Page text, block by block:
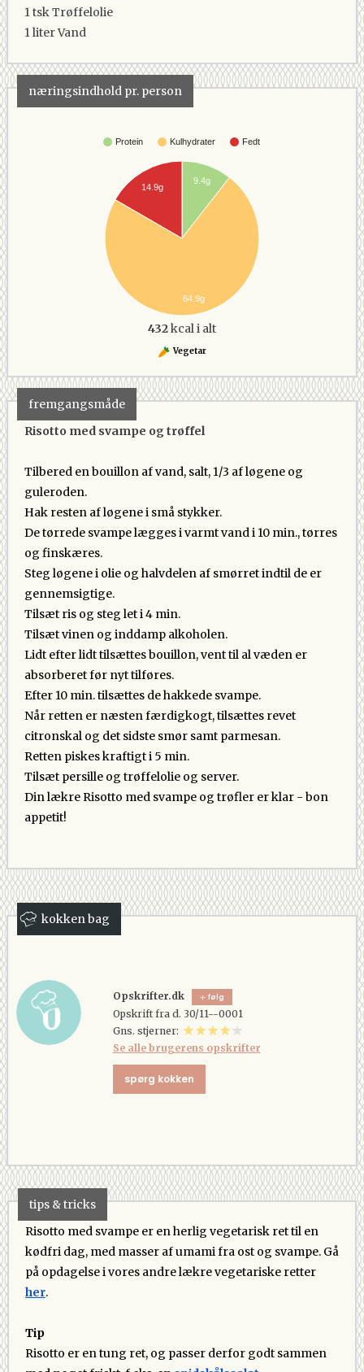
1 tskTrøffelolie
1 literVand
næringsindhold pr. person
Protein Kulhydrater Fedt
9.4g
14.9g
64.9g
432kcal i alt
Vegetar
fremgangsmåde
Risotto med svampe og trøffel
Tilbered en bouillon af vand, salt, 1/3 af løgene og
guleroden.
Hak resten af løgene i små stykker.
De tørrede svampe lægges i varmt vand i 10 min., tørres
og finskæres.
Steg løgene i olie og halvdelen af smørret indtil de er
gennemsigtige.
Tilsæt ris og steg let i 4 min.
Tilsæt vinen og inddamp alkoholen.
Lidt efter lidt tilsættes bouillon, vent til al væden er
absorberet før nyt tilføres.
Efter 10 min. tilsættes de hakkede svampe.
Når retten er næsten færdigkogt, tilsættes revet
citronskal og det sidste smør samt parmesan.
Retten piskes kraftigt i 5 min.
Tilsæt persille og trøffelolie og server.
Din lækre Risotto med svampe og trøfler er klar - bon
appetit!
kokken bag
Opskrifter.dk følg
Opskrift fra d. 30/11--0001
Gns. stjerner:
Se alle brugerens opskrifter
spørg kokken
tips & tricks
Risotto med svampe er en herlig vegetarisk ret til en
kødfri dag, med masser af umami fra ost og svampe. Gå
på opdagelse i vores andre lækre vegetariske retter
her.
Tip
Risotto er en tung ret, og passer derfor godt sammen